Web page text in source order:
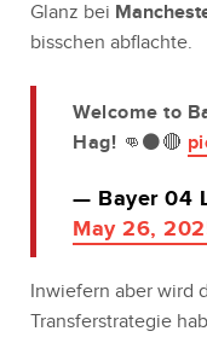
Glanz bei
bisschen abflachte.
Welcome to
Hag! 👊⚫️🔴
— Bayer 04
May 26,
Inwiefern aber wird
Transferstrategie